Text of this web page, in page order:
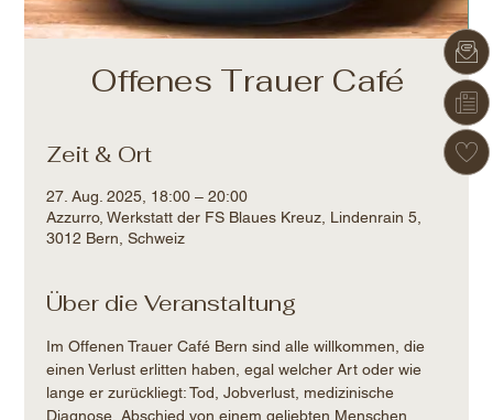
Offenes Trauer Café
Zeit & Ort
27. Aug. 2025, 18:00 – 20:00
Azzurro, Werkstatt der FS Blaues Kreuz, Lindenrain 5,
3012 Bern, Schweiz
Über die Veranstaltung
Im Offenen Trauer Café Bern sind alle willkommen, die
einen Verlust erlitten haben, egal welcher Art oder wie
lange er zurückliegt: Tod, Jobverlust, medizinische
Diagnose, Abschied von einem geliebten Menschen